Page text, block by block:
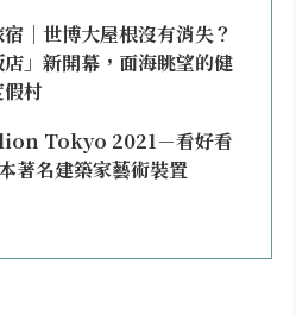
｜世博大屋根沒有消失？
」新開幕，面海眺望的健
村
Tokyo 2021－看好看
著名建築家藝術裝置